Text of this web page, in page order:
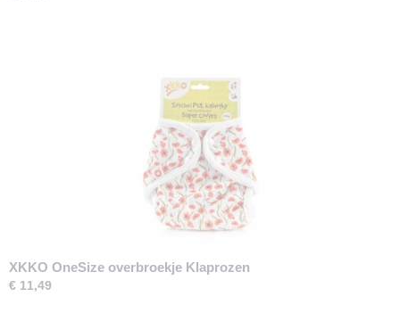
XKKO OneSize overbroekje Klaprozen
€ 11,49